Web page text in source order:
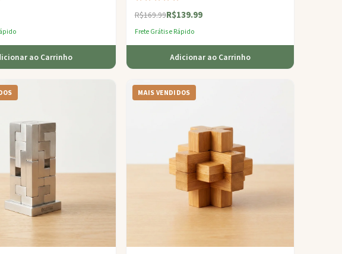
ao Carrinho
firmes.
R$169.99R$139.99
Frete Grátis e Rápido
Adicionar ao Carrinho
MAIS VENDIDOS